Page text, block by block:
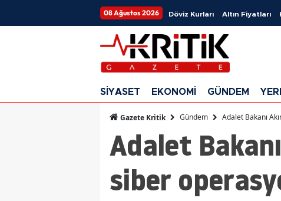
08 Ağustos 2026 Döviz Kurları Altın Fiyatları
SİYASET EKONOMİ GÜNDEM
Gazete Kritik Gündem Adalet Bakanı
Adalet
siber